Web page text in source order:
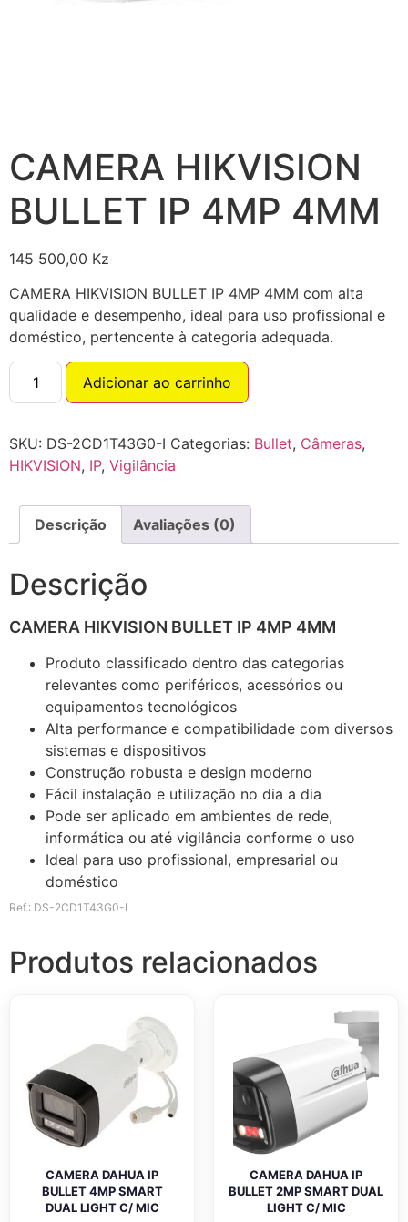
CAMERA HIKVISION
BULLET IP 4MP 4MM
145 500,00 Kz
CAMERA HIKVISION BULLET IP 4MP 4MM com alta
qualidade e desempenho, ideal para uso profissional e
doméstico, pertencente à categoria adequada.
Adicionar ao carrinho
SKU: DS-2CD1T43G0-I Categorias: Bullet, Câmeras,
HIKVISION, IP, Vigilância
Descrição Avaliações (0)
Descrição
CAMERA HIKVISION BULLET IP 4MP 4MM
Produto classificado dentro das categorias
relevantes como periféricos, acessórios ou
equipamentos tecnológicos
Alta performance e compatibilidade com diversos
sistemas e dispositivos
Construção robusta e design moderno
Fácil instalação e utilização no dia a dia
Pode ser aplicado em ambientes de rede,
informática ou até vigilância conforme o uso
Ideal para uso profissional, empresarial ou
doméstico
Ref.: DS-2CD1T43G0-I
Produtos relacionados
CAMERA DAHUA IP
BULLET 4MP SMART
DUAL LIGHT C/ MIC
CAMERA DAHUA IP
BULLET 2MP SMART DUAL
LIGHT C/ MIC